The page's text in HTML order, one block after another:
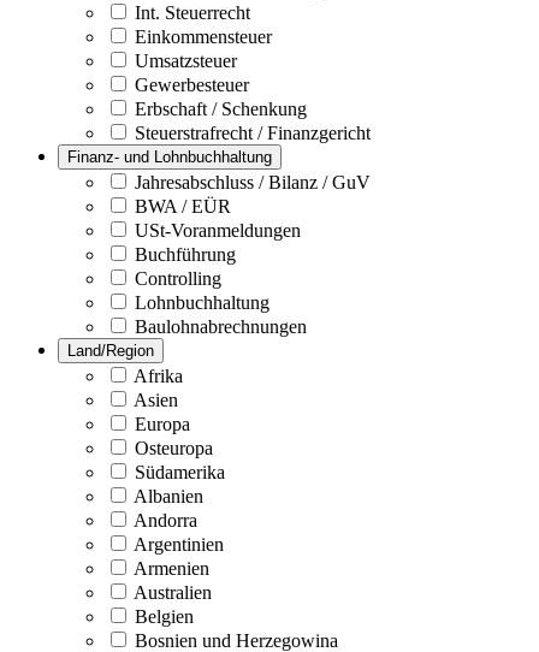
Int. Steuerrecht
Einkommensteuer
Umsatzsteuer
Gewerbesteuer
Erbschaft / Schenkung
Steuerstrafrecht / Finanzgericht
Finanz- und Lohnbuchhaltung
Jahresabschluss / Bilanz / GuV
BWA / EÜR
USt-Voranmeldungen
Buchführung
Controlling
Lohnbuchhaltung
Baulohnabrechnungen
Land/Region
Afrika
Asien
Europa
Osteuropa
Südamerika
Albanien
Andorra
Argentinien
Armenien
Australien
Belgien
Bosnien und Herzegowina